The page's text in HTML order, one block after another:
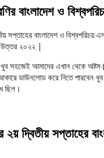
বাংলাদেশ ও
সপ্তাহের বাংলাদেশ ও বিশ্বপরিচয়
উত্তর ২০২২ |
সহজেই আমাদের এখান থেকে
ডাউনলোড করে নিতে পারবেন
ছিল।
২য় দ্বিতীয় সপ্তাহের